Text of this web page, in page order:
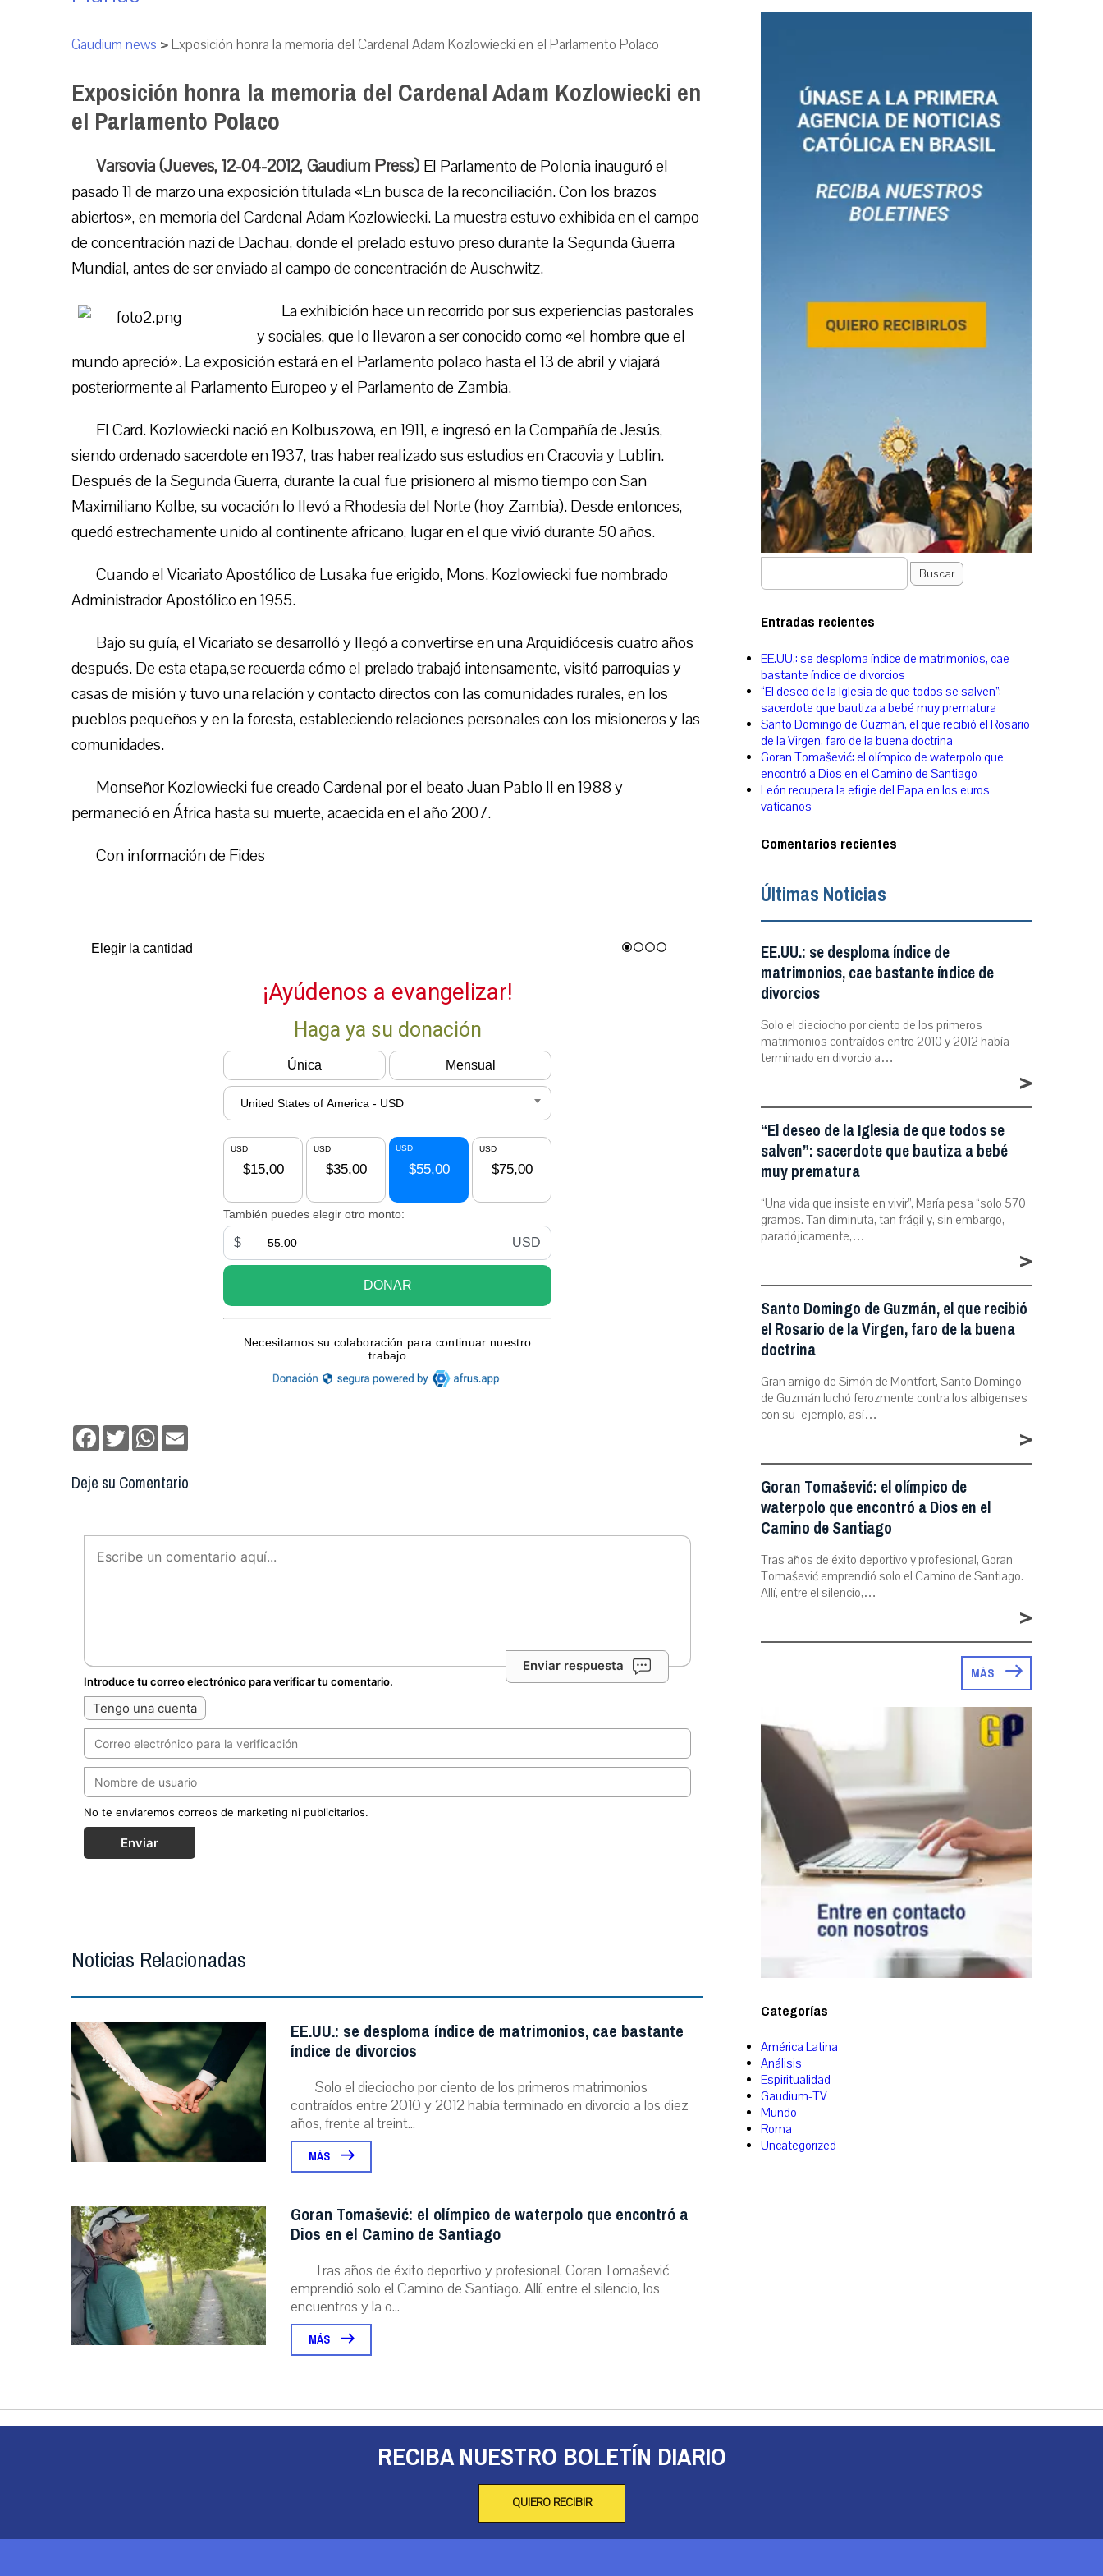
Gaudium news >Exposición honra la memoria del Cardenal Adam Kozlowiecki en el Parlamento Polaco
Exposición honra la memoria del Cardenal Adam Kozlowiecki en
el Parlamento Polaco
Varsovia (Jueves, 12-04-2012, Gaudium Press) El Parlamento de Polonia inauguró el
pasado 11 de marzo una exposición titulada «En busca de la reconciliación. Con los brazos
abiertos», en memoria del Cardenal Adam Kozlowiecki. La muestra estuvo exhibida en el campo
de concentración nazi de Dachau, donde el prelado estuvo preso durante la Segunda Guerra
Mundial, antes de ser enviado al campo de concentración de Auschwitz.
La exhibición hace un recorrido por sus experiencias pastorales
y sociales, que lo llevaron a ser conocido como «el hombre que el
mundo apreció». La exposición estará en el Parlamento polaco hasta el 13 de abril y viajará
posteriormente al Parlamento Europeo y el Parlamento de Zambia.
El Card. Kozlowiecki nació en Kolbuszowa, en 1911, e ingresó en la Compañía de Jesús,
siendo ordenado sacerdote en 1937, tras haber realizado sus estudios en Cracovia y Lublin.
Después de la Segunda Guerra, durante la cual fue prisionero al mismo tiempo con San
Maximiliano Kolbe, su vocación lo llevó a Rhodesia del Norte (hoy Zambia). Desde entonces,
quedó estrechamente unido al continente africano, lugar en el que vivió durante 50 años.
Cuando el Vicariato Apostólico de Lusaka fue erigido, Mons. Kozlowiecki fue nombrado
Administrador Apostólico en 1955.
Bajo su guía, el Vicariato se desarrolló y llegó a convertirse en una Arquidiócesis cuatro años
después. De esta etapa,se recuerda cómo el prelado trabajó intensamente, visitó parroquias y
casas de misión y tuvo una relación y contacto directos con las comunidades rurales, en los
pueblos pequeños y en la foresta, estableciendo relaciones personales con los misioneros y las
comunidades.
Monseñor Kozlowiecki fue creado Cardenal por el beato Juan Pablo II en 1988 y
permaneció en África hasta su muerte, acaecida en el año 2007.
Con información de Fides
Facebook
TwitterWhatsApp
Deje su Comentario
Enviar respuesta
Introduce tu correo electrónico para verificar tu comentario.
Tengo una cuenta
No te enviaremos correos de marketing ni publicitarios.
Enviar
Noticias Relacionadas
EE.UU.: se desploma índice de matrimonios, cae bastante
índice de divorcios
Solo el dieciocho por ciento de los primeros matrimonios
contraídos entre 2010 y 2012 había terminado en divorcio a los diez
años, frente al treint...
MÁS
Goran Tomašević: el olímpico de waterpolo que encontró a
Dios en el Camino de Santiago
Tras años de éxito deportivo y profesional, Goran Tomašević
emprendió solo el Camino de Santiago. Allí, entre el silencio, los
encuentros y la o...
MÁS
Buscar
Entradas recientes
EE.UU.: se desploma índice de matrimonios, cae
bastante índice de divorcios
“El deseo de la Iglesia de que todos se salven”:
sacerdote que bautiza a bebé muy prematura
Santo Domingo de Guzmán, el que recibió el Rosario
de la Virgen, faro de la buena doctrina
Goran Tomašević: el olímpico de waterpolo que
encontró a Dios en el Camino de Santiago
León recupera la efigie del Papa en los euros
vaticanos
Comentarios recientes
Últimas Noticias
EE.UU.: se desploma índice de
matrimonios, cae bastante índice de
divorcios
Solo el dieciocho por ciento de los primeros
matrimonios contraídos entre 2010 y 2012 había
terminado en divorcio a…
>
“El deseo de la Iglesia de que todos se
salven”: sacerdote que bautiza a bebé
muy prematura
“Una vida que insiste en vivir”, María pesa “solo 570
gramos. Tan diminuta, tan frágil y, sin embargo,
paradójicamente,…
>
Santo Domingo de Guzmán, el que recibió
el Rosario de la Virgen, faro de la buena
doctrina
Gran amigo de Simón de Montfort, Santo Domingo
de Guzmán luchó ferozmente contra los albigenses
con su ejemplo, así…
>
Goran Tomašević: el olímpico de
waterpolo que encontró a Dios en el
Camino de Santiago
Tras años de éxito deportivo y profesional, Goran
Tomašević emprendió solo el Camino de Santiago.
Allí, entre el silencio,…
>
MÁS
Categorías
América Latina
Análisis
Espiritualidad
Gaudium-TV
Mundo
Roma
Uncategorized
RECIBA NUESTRO BOLETÍN DIARIO
QUIERO RECIBIR